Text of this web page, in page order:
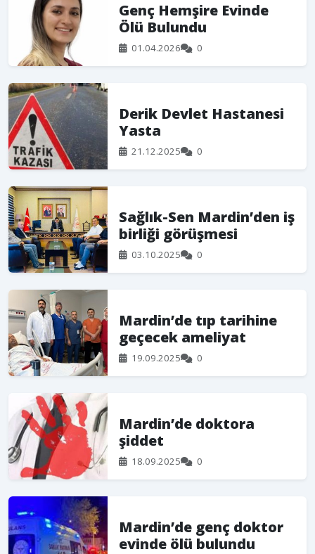
Genç Hemşire Evinde
Ölü Bulundu
01.04.2026 0
Derik Devlet Hastanesi
Yasta
21.12.2025 0
Sağlık-Sen Mardin’den iş
birliği görüşmesi
03.10.2025 0
Mardin’de tıp tarihine
geçecek ameliyat
19.09.2025 0
Mardin’de doktora
şiddet
18.09.2025 0
Mardin’de genç doktor
evinde ölü bulundu